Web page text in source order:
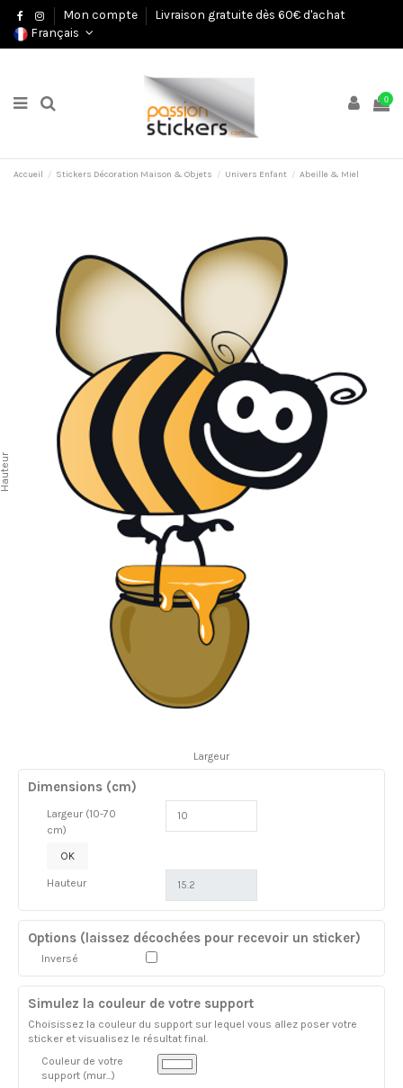
Mon compte
Livraison gratuite dès 60€ d'achat
Français
0
Accueil Stickers Décoration Maison & Objets Univers Enfant Abeille & Miel
Largeur
Dimensions (cm)
Largeur (10-70
cm)
OK
Hauteur
Options (laissez décochées pour recevoir un sticker)
Inversé
Simulez la couleur de votre support
Choisissez la couleur du support sur lequel vous allez poser votre
sticker et visualisez le résultat final.
Couleur de votre
support (mur...)